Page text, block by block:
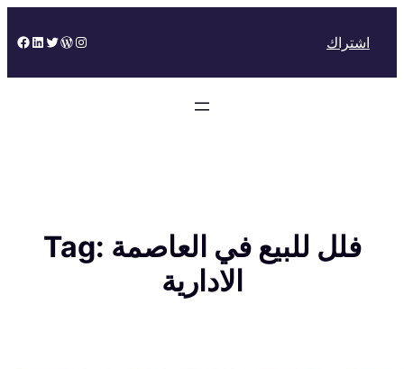
to
Facebook
LinkedIn
Twitter
WordPress
Instagram اشتراك
Tag: فلل للبيع في العاصمة
الادارية